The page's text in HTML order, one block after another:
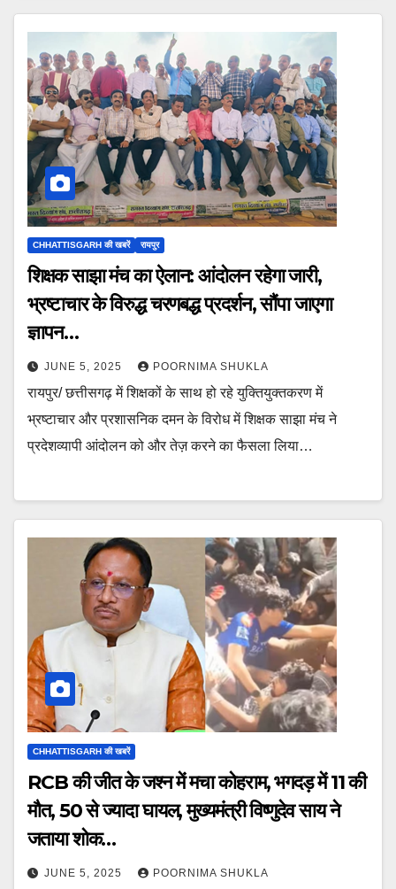
CHHATTISGARH की खबरें रायपुर
शिक्षक साझा मंच का ऐलान: आंदोलन रहेगा जारी,
भ्रष्टाचार के विरुद्ध चरणबद्ध प्रदर्शन, सौंपा जाएगा
ज्ञापन…
JUNE 5, 2025 POORNIMA SHUKLA
रायपुर/ छत्तीसगढ़ में शिक्षकों के साथ हो रहे युक्तियुक्तकरण में
भ्रष्टाचार और प्रशासनिक दमन के विरोध में शिक्षक साझा मंच ने
प्रदेशव्यापी आंदोलन को और तेज़ करने का फैसला लिया…
CHHATTISGARH की खबरें
RCB की जीत के जश्न में मचा कोहराम, भगदड़ में 11 की
मौत, 50 से ज्यादा घायल, मुख्यमंत्री विष्णुदेव साय ने
जताया शोक…
JUNE 5, 2025 POORNIMA SHUKLA